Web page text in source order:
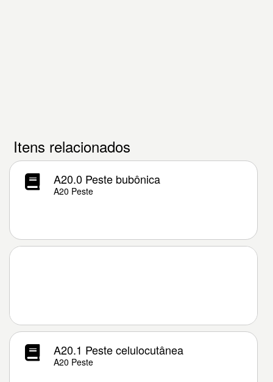
Itens relacionados
A20.0 Peste bubônica
A20 Peste
A20.1 Peste celulocutânea
A20 Peste